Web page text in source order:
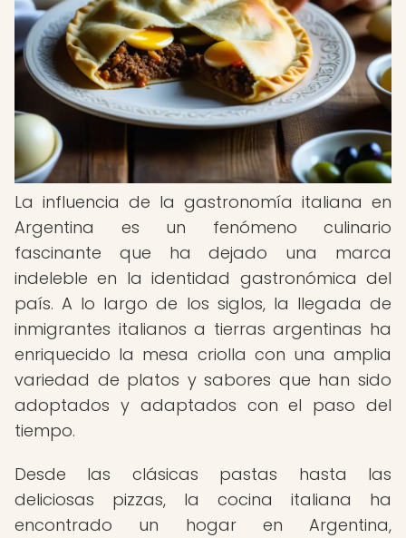
La influencia de la gastronomía italiana en
Argentina es un fenómeno culinario
fascinante que ha dejado una marca
indeleble en la identidad gastronómica del
país. A lo largo de los siglos, la llegada de
inmigrantes italianos a tierras argentinas ha
enriquecido la mesa criolla con una amplia
variedad de platos y sabores que han sido
adoptados y adaptados con el paso del
tiempo.
Desde las clásicas pastas hasta las
deliciosas pizzas, la cocina italiana ha
encontrado un hogar en Argentina,